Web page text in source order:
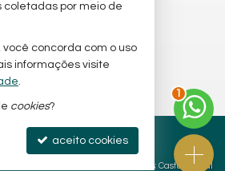
Política de Privacidade
Site para imobiliárias: Castel Digital
coletadas por meio de
você concorda com o uso
informações visite
.
cookies?
aceito cookies